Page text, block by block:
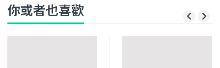
你或者也喜歡